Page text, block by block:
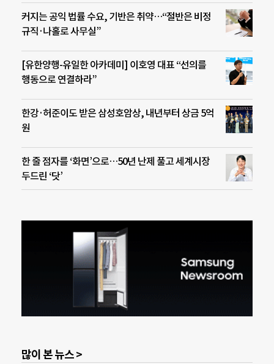
커지는 공익 법률 수요, 기반은 취약…“절반은 비정
규직·나홀로 사무실”
[유한양행-유일한 아카데미] 이호영 대표 “선의를
행동으로 연결하라”
한강·허준이도 받은 삼성호암상, 내년부터 상금 5억
원
한 줄 점자를 ‘화면’으로…50년 난제 풀고 세계시장
두드린 ‘닷’
많이 본 뉴스 >